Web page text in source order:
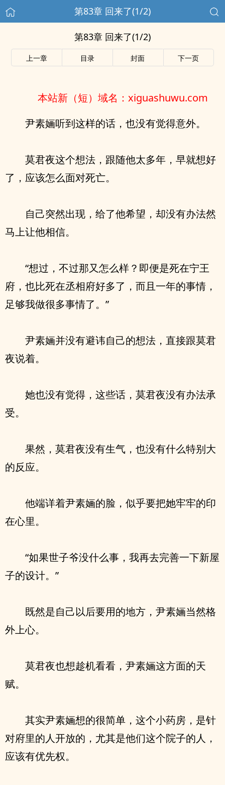
第83章 回来了(1/2)
第83章 回来了(1/2)
上一章 目录 封面 下一页
本站新（短）域名：xiguashuwu.com
尹素婳听到这样的话，也没有觉得意外。
莫君夜这个想法，跟随他太多年，早就想好
了，应该怎么面对死亡。
自己突然出现，给了他希望，却没有办法然
马上让他相信。
“想过，不过那又怎么样？即便是死在宁王
府，也比死在丞相府好多了，而且一年的事情，
足够我做很多事情了。”
尹素婳并没有避讳自己的想法，直接跟莫君
夜说着。
她也没有觉得，这些话，莫君夜没有办法承
受。
果然，莫君夜没有生气，也没有什么特别大
的反应。
他端详着尹素婳的脸，似乎要把她牢牢的印
在心里。
“如果世子爷没什么事，我再去完善一下新屋
子的设计。”
既然是自己以后要用的地方，尹素婳当然格
外上心。
莫君夜也想趁机看看，尹素婳这方面的天
赋。
其实尹素婳想的很简单，这个小药房，是针
对府里的人开放的，尤其是他们这个院子的人，
应该有优先权。